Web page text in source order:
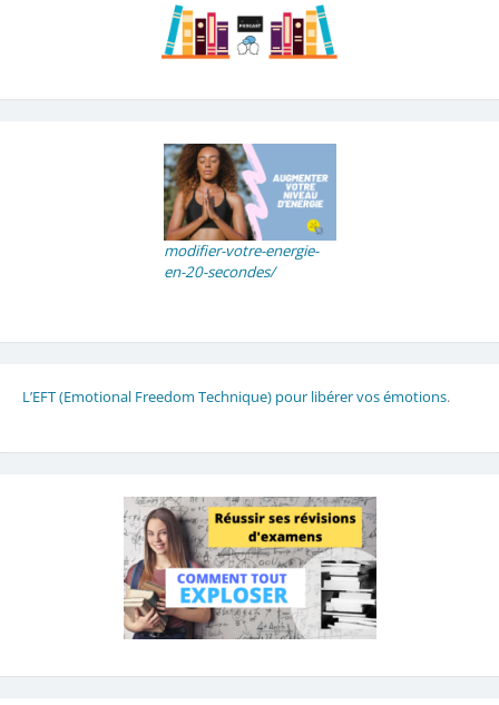
modifier-votre-energie-
en-20-secondes/
L’EFT (Emotional Freedom Technique) pour libérer vos émotions.